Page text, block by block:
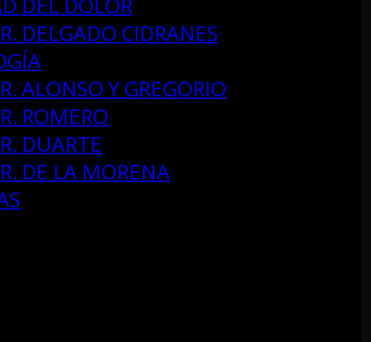
DELGADO CIDRANES
ALONSO Y GREGORIO
ROMERO
DUARTE
DE LA MORENA